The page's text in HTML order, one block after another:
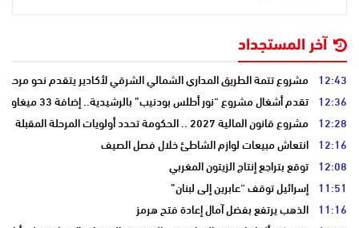
آخر المستجداد
12:43 مشروع تتمة الطريق المداري الشمالي الشرقي لأكادير يتقدم نحو مرحلة
12:36 تقدم أشغال مشروع “نور أطلس بودنيب” بالرشيدية.. إضافة 33 ميغاوات إلى الشبكة الوطنية
12:28 مشروع قانون المالية 2027 .. الحكومة تحدد أولويات المرحلة المقبلة
12:16 انتعاش مبيعات لوازم الشاطئ خلال فصل الصيف
12:08 توقع بتراجع إنتاج الزيتون المغربي
11:51 إسرائيل توقف “عابرين إلى لبنان”
11:16 الذهب يرتفع بفضل آمال إعادة فتح هرمز